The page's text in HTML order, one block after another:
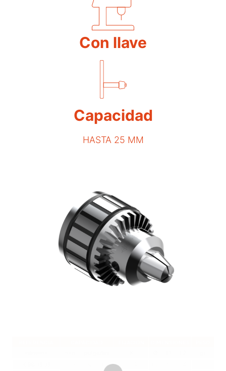
Con llave
Capacidad
HASTA 25 MM